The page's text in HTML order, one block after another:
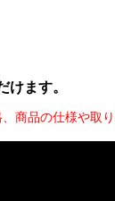
けます。
商品の仕様や取